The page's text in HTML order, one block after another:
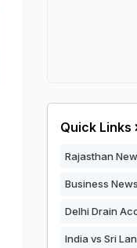
Quick Links
Rajasthan
Business News
Delhi Drain
India vs Sri